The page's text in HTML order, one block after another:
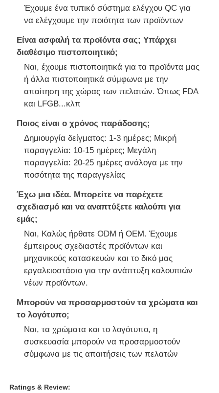
Έχουμε ένα τυπικό σύστημα ελέγχου QC για
να ελέγχουμε την ποιότητα των προϊόντων
Είναι ασφαλή τα προϊόντα σας; Υπάρχει
διαθέσιμο πιστοποιητικό;
Ναι, έχουμε πιστοποιητικά για τα προϊόντα μας
ή άλλα πιστοποιητικά σύμφωνα με την
απαίτηση της χώρας των πελατών. Όπως FDA
και LFGB...κλπ
Ποιος είναι ο χρόνος παράδοσης;
Δημιουργία δείγματος: 1-3 ημέρες; Μικρή
παραγγελία: 10-15 ημέρες; Μεγάλη
παραγγελία: 20-25 ημέρες ανάλογα με την
ποσότητα της παραγγελίας
Έχω μια ιδέα. Μπορείτε να παρέχετε
σχεδιασμό και να αναπτύξετε καλούπι για
εμάς;
Ναι, Καλώς ήρθατε ODM ή OEM. Έχουμε
έμπειρους σχεδιαστές προϊόντων και
μηχανικούς κατασκευών και το δικό μας
εργαλειοστάσιο για την ανάπτυξη καλουπιών
νέων προϊόντων.
Μπορούν να προσαρμοστούν τα χρώματα και
το λογότυπο;
Ναι, τα χρώματα και το λογότυπο, η
συσκευασία μπορούν να προσαρμοστούν
σύμφωνα με τις απαιτήσεις των πελατών
Ratings & Review: